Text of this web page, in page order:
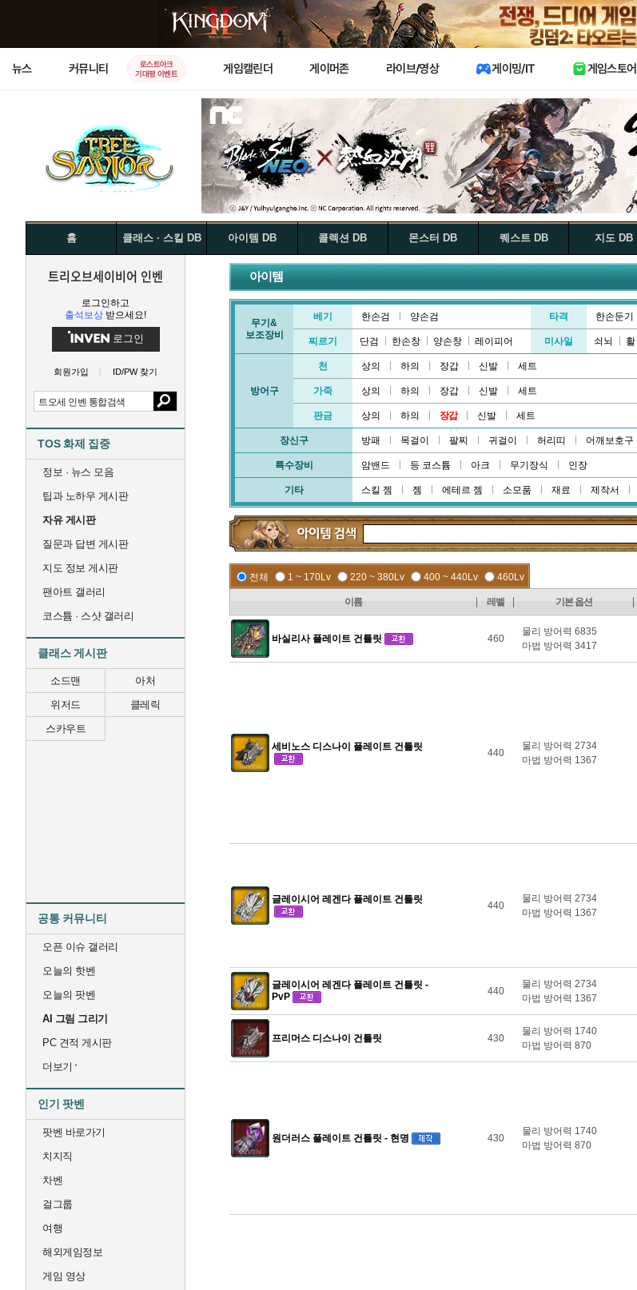
뉴스 커뮤니티
로스트아크
기대평 이벤트
게임캘린더 게이머존 라이브/영상 게이밍/IT 게임스토어
홈 클래스 · 스킬 DB 아이템 DB 콜렉션 DB 몬스터 DB 퀘스트 DB 지도 DB
트리오브세이비어 인벤
로그인하고
출석보상 받으세요!
로그인
회원가입 ID/PW 찾기
TOS 화제 집중
정보 · 뉴스 모음
팁과 노하우 게시판
자유 게시판
질문과 답변 게시판
지도 정보 게시판
팬아트 갤러리
코스튬 · 스샷 갤러리
클래스 게시판
소드맨
아처
위저드
클레릭
스카우트
공통 커뮤니티
오픈 이슈 갤러리
오늘의 핫벤
오늘의 팟벤
AI 그림 그리기
PC 견적 게시판
더보기
인기 팟벤
팟벤 바로가기
치지직
차벤
걸그룹
여행
해외게임정보
게임 영상
아이템
무기&
보조장비
베기 한손검 양손검 타격 한손둔기
찌르기 단검 한손창 양손창 레이피어 미사일 쇠뇌 활
방어구
천 상의 하의 장갑 신발 세트
가죽 상의 하의 장갑 신발 세트
판금 상의 하의 장갑 신발 세트
장신구 방패 목걸이 팔찌 귀걸이 허리띠 어깨보호구
특수장비 암밴드 등 코스튬 아크 무기장식 인장
기타 스킬 젬 젬 에테르 젬 소모품 재료 제작서
전체 1 ~ 170Lv 220 ~ 380Lv 400 ~ 440Lv 460Lv
이름 레벨 기본 옵션
바실리사 플레이트 건틀릿 460
물리 방어력 6835
마법 방어력 3417
세비노스 디스나이 플레이트 건틀릿
440
물리 방어력 2734
마법 방어력 1367
글레이시어 레겐다 플레이트 건틀릿
440
물리 방어력 2734
마법 방어력 1367
글레이시어 레겐다 플레이트 건틀릿 -
PvP
440
물리 방어력 2734
마법 방어력 1367
프리머스 디스나이 건틀릿 430
물리 방어력 1740
마법 방어력 870
원더러스 플레이트 건틀릿 - 현명 430
물리 방어력 1740
마법 방어력 870